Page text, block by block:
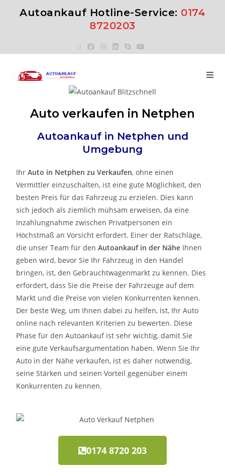
Autoankauf Hotline-Service: 0174
8720203
Auto verkaufen in Netphen
Autoankauf in Netphen und
Umgebung
IhrAuto in Netphenzu Verkaufen, ohne einen
Vermittler einzuschalten, ist eine gute Möglichkeit, den
besten Preis für das Fahrzeug zu erzielen. Dies kann
sich jedoch als ziemlich mühsam erweisen, da eine
Inzahlungnahme zwischen Privatpersonen ein
Höchstmaß an Vorsicht erfordert. Einer der Ratschläge,
die unser Team für denAutoankauf in der Nähe Ihnen
geben wird, bevor Sie Ihr Fahrzeug in den Handel
bringen, ist, den Gebrauchtwagenmarkt zu kennen. Dies
erfordert, dass Sie die Preise der Fahrzeuge auf dem
Markt und die Preise von vielen Konkurrenten kennen.
Der beste Weg, um Ihnen dabei zu helfen, ist, Ihr Auto
online nach relevanten Kriterien zu bewerten. Diese
Phase für den Autoankauf ist sehr wichtig, damit Sie
eine gute Verkaufsargumentation haben. Wenn Sie Ihr
Auto in der Nähe verkaufen, ist es daher notwendig,
seine Stärken und seinen Vorteil gegenüber einem
Konkurrenten zu kennen.
0174 8720 203